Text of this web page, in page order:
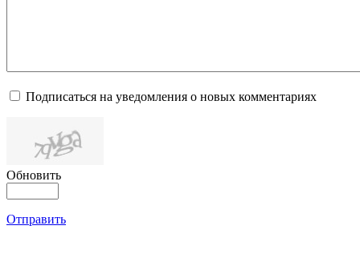
Подписаться на уведомления о новых комментариях
Обновить
Отправить